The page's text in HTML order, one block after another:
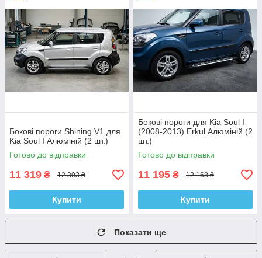
Бокові пороги Shining V1 для
Kia Soul I Алюміній (2 шт.)
Готово до відправки
11 319 ₴ 12 303 ₴
Купити
Бокові пороги для Kia Soul I
(2008-2013) Erkul Алюміній (2
шт.)
Готово до відправки
11 195 ₴ 12 168 ₴
Купити
Показати ще